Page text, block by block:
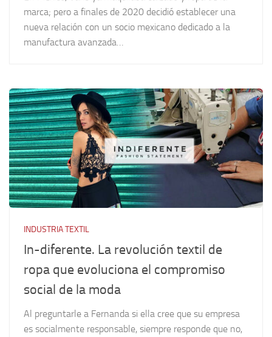
marca; pero a finales de 2020 decidió establecer una
nueva relación con un socio mexicano dedicado a la
manufactura avanzada…
INDUSTRIA TEXTIL
In-diferente. La revolución textil de
ropa que evoluciona el compromiso
social de la moda
Al preguntarle a Fernanda si ella cree que su empresa
es socialmente responsable, siempre responde que no,